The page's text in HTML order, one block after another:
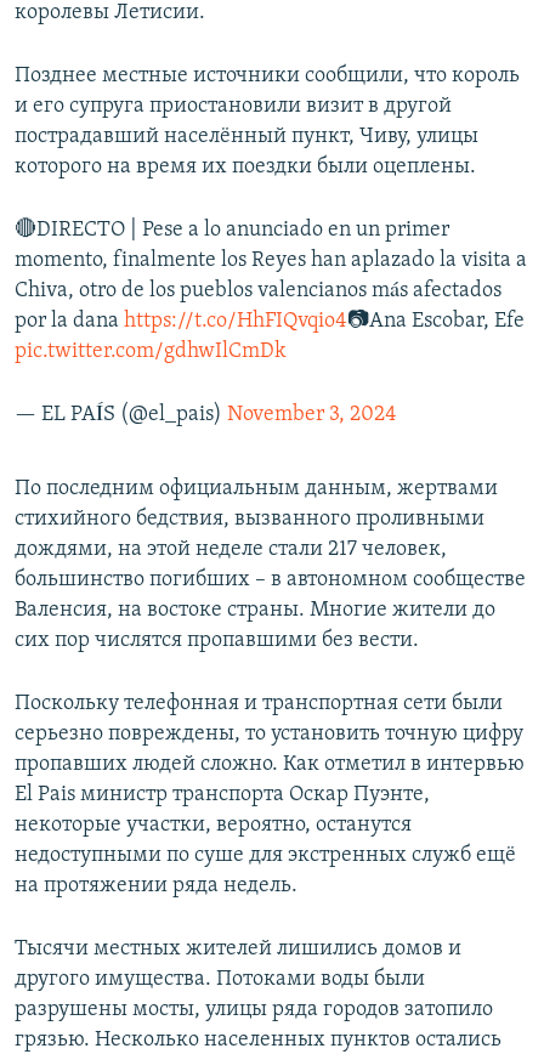
королевы Летисии.
Позднее местные источники сообщили, что король
и его супруга приостановили визит в другой
пострадавший населённый пункт, Чиву, улицы
которого на время их поездки были оцеплены.
🔴DIRECTO | Pese a lo anunciado en un primer
momento, finalmente los Reyes han aplazado la visita a
Chiva, otro de los pueblos valencianos más afectados
por la dana https://t.co/HhFIQvqio4📷Ana Escobar, Efe
pic.twitter.com/gdhwIlCmDk
— EL PAÍS (@el_pais) November 3, 2024
По последним официальным данным, жертвами
стихийного бедствия, вызванного проливными
дождями, на этой неделе стали 217 человек,
большинство погибших – в автономном сообществе
Валенсия, на востоке страны. Многие жители до
сих пор числятся пропавшими без вести.
Поскольку телефонная и транспортная сети были
серьезно повреждены, то установить точную цифру
пропавших людей сложно. Как отметил в интервью
El Pais министр транспорта Оскар Пуэнте,
некоторые участки, вероятно, останутся
недоступными по суше для экстренных служб ещё
на протяжении ряда недель.
Тысячи местных жителей лишились домов и
другого имущества. Потоками воды были
разрушены мосты, улицы ряда городов затопило
грязью. Несколько населенных пунктов остались